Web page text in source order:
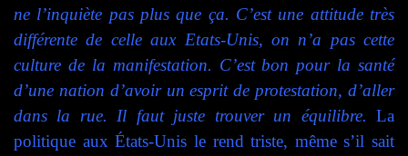
ne l’inquiète pas plus que ça. C’est une attitude très
différente de celle aux Etats-Unis, on n’a pas cette
culture de la manifestation. C’est bon pour la santé
d’une nation d’avoir un esprit de protestation, d’aller
dans la rue. Il faut juste trouver un équilibre. La
politique auxÉtats-Unis le rend triste, même s’il sait